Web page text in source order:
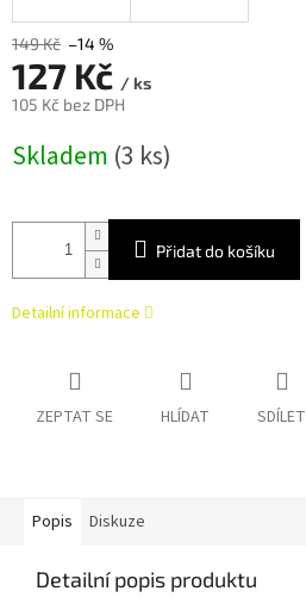
149 Kč –14 %
127 Kč / ks
105 Kč bez DPH
cena:
Skladem (3 ks)
Přidat do košíku
Detailní informace
ZEPTAT SE HLÍDAT SDÍLET
Popis Diskuze
Detailní popis produktu